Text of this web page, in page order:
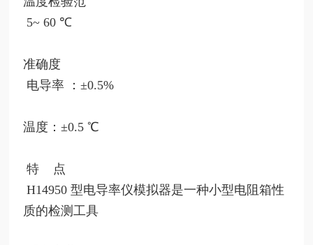
5~ 60 ℃
准确度
电导率
：±0.5%
温度：±0.5 ℃
特
点
H14950型电导率仪模拟器是一种小型电阻箱性
质的检测工具